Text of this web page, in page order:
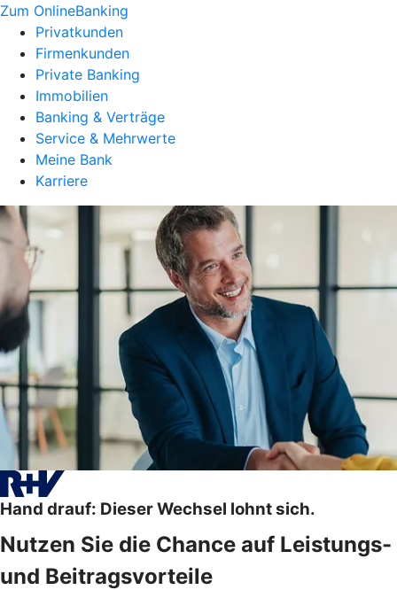
Zum OnlineBanking
Privatkunden
Firmenkunden
Private Banking
Immobilien
Banking & Verträge
Service & Mehrwerte
Meine Bank
Karriere
Hand drauf: Dieser Wechsel lohnt sich.
Nutzen Sie die Chance auf Leistungs-
und Beitragsvorteile